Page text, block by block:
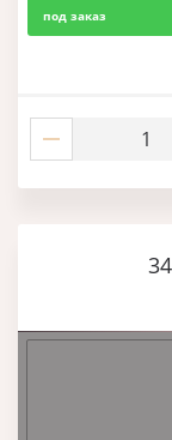
под заказ